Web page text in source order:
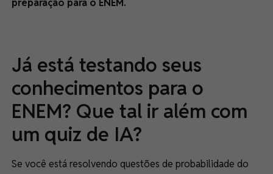
Já está testando seus
conhecimentos para o
ENEM? Que tal ir além com
um quiz de IA?
Se você está resolvendo questões de probabilidade do